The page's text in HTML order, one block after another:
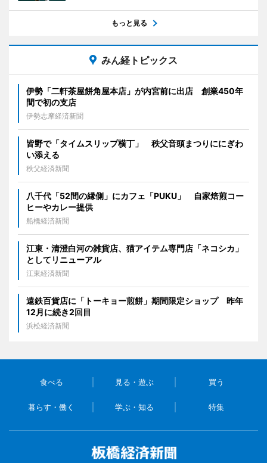
もっと見る
みん経トピックス
伊勢「二軒茶屋餅角屋本店」が内宮前に出店 創業450年
間で初の支店
伊勢志摩経済新聞
皆野で「タイムスリップ横丁」 秩父音頭まつりににぎわ
い添える
秩父経済新聞
八千代「52間の縁側」にカフェ「PUKU」 自家焙煎コー
ヒーやカレー提供
船橋経済新聞
江東・清澄白河の雑貨店、猫アイテム専門店「ネコシカ」
としてリニューアル
江東経済新聞
遠鉄百貨店に「トーキョー煎餅」期間限定ショップ 昨年
12月に続き2回目
浜松経済新聞
食べる 見る・遊ぶ 買う
暮らす・働く 学ぶ・知る 特集